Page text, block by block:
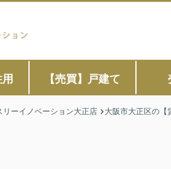
【売買】戸建て
ーイノベーション大正店 大阪市大正区の【